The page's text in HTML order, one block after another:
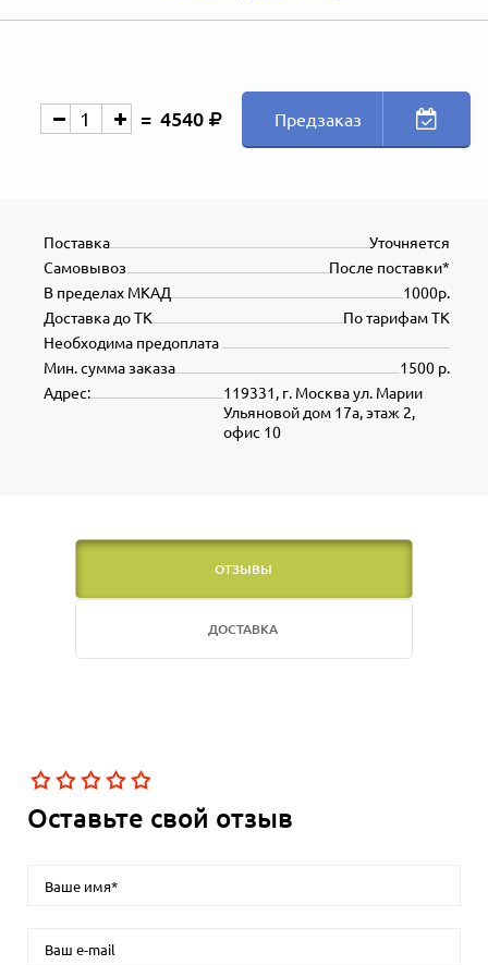
4540 Предзаказ
Уточняется
Поставка
После поставки*
Самовывоз
1000р.
В пределах МКАД
По тарифам ТК
Доставка до ТК
Необходима предоплата
1500 р.
Мин. сумма заказа
119331, г. Москва ул. Марии
Ульяновой дом 17а, этаж 2,
офис 10
Адрес:
ОТЗЫВЫ
ДОСТАВКА
Оставьте свой отзыв